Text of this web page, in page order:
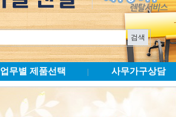
업무별 제품선택 사무가구상담